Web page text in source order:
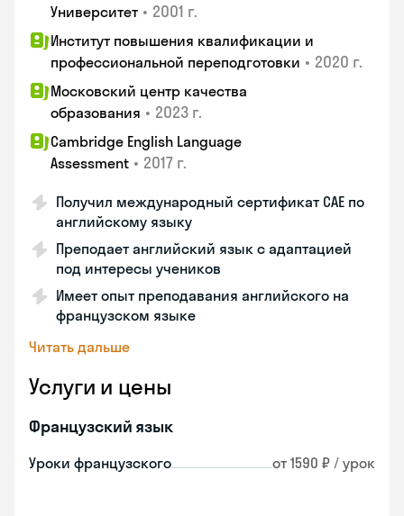
Университет • 2001 г.
Институт повышения квалификации и
профессиональной переподготовки • 2020 г.
Московский центр качества
образования • 2023 г.
Cambridge English Language
Assessment • 2017 г.
Получил международный сертификат CAE по
английскому языку
Преподает английский язык с адаптацией
под интересы учеников
Имеет опыт преподавания английского на
французском языке
Читать дальше
Услуги и цены
Французский язык
Уроки французского от 1590 ₽ / урок